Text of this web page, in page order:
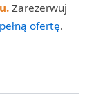
Zarezerwuj
ofertę.